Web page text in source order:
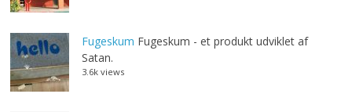
Fugeskum Fugeskum - et produkt udviklet af
Satan.
3.6k views